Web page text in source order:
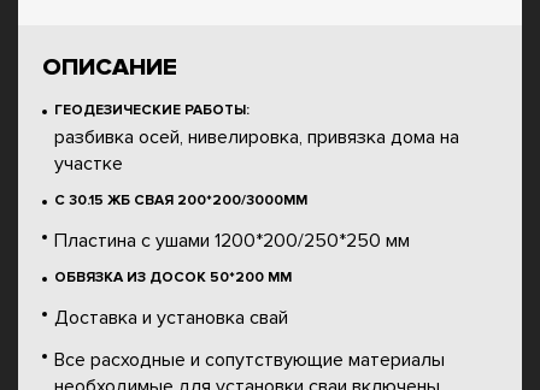
ОПИСАНИЕ
ГЕОДЕЗИЧЕСКИЕ РАБОТЫ:
разбивка осей, нивелировка, привязка дома на
участке
С 30.15 ЖБ СВАЯ 200*200/3000ММ
Пластина с ушами 1200*200/250*250 мм
ОБВЯЗКА ИЗ ДОСОК 50*200 ММ
Доставка и установка свай
Все расходные и сопутствующие материалы